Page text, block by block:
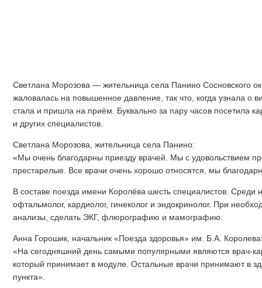
Светлана Морозова — жительница села Панино Сосновского
жаловалась на повышенное давление, так что, когда узнала о
стала и пришла на приём. Буквально за пару часов посетила
и других специалистов.
Светлана Морозова, жительница села Панино:
«Мы очень благодарны приезду врачей. Мы с удовольствием
престарелые. Все врачи очень хорошо относятся, мы
В составе поезда имени Королёва шесть специалистов. Среди
офтальмолог, кардиолог, гинеколог и эндокринолог. При
анализы, сделать ЭКГ, флюрографию и мамографию.
Анна Горошик, начальник «Поезда здоровья» им. Б.А.
«На сегодняшний день самыми популярными являются врач-
который принимает в модуле. Остальные врачи принимают в
пункта».